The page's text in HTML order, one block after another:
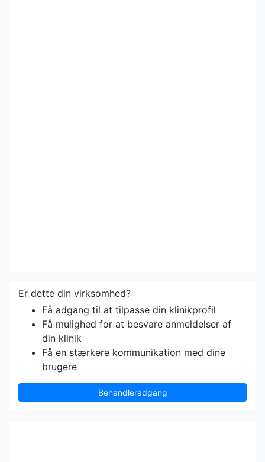
Er dette din virksomhed?
Få adgang til at tilpasse din klinikprofil
Få mulighed for at besvare anmeldelser af
din klinik
Få en stærkere kommunikation med dine
brugere
Behandleradgang